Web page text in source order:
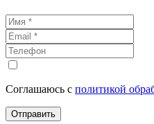
Соглашаюсь с политикой